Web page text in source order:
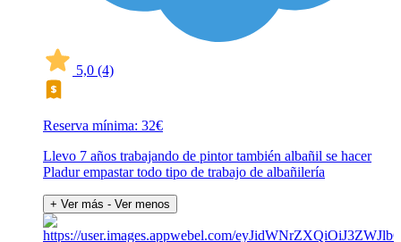
5,0 (4)
Reserva mínima: 32€
Llevo 7 años trabajando de pintor también albañil se hacer
Pladur empastar todo tipo de trabajo de albañilería
+ Ver más - Ver menos